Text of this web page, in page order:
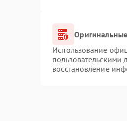
Использование
восстановление